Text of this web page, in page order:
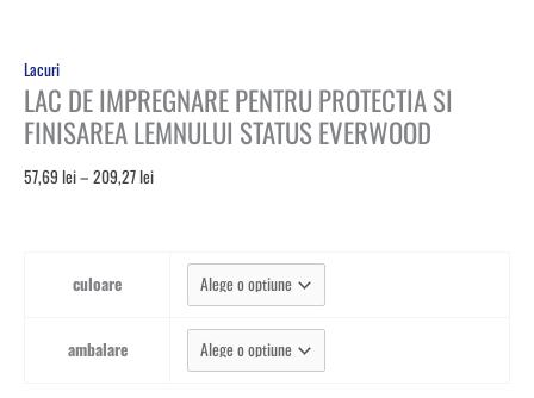
Lacuri
LAC DE IMPREGNARE PENTRU PROTECTIA SI
FINISAREA LEMNULUI STATUS EVERWOOD
57,69 lei– 209,27lei
culoare
ambalare